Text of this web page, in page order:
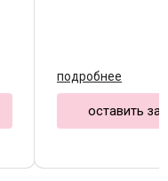
подробнее
оставить